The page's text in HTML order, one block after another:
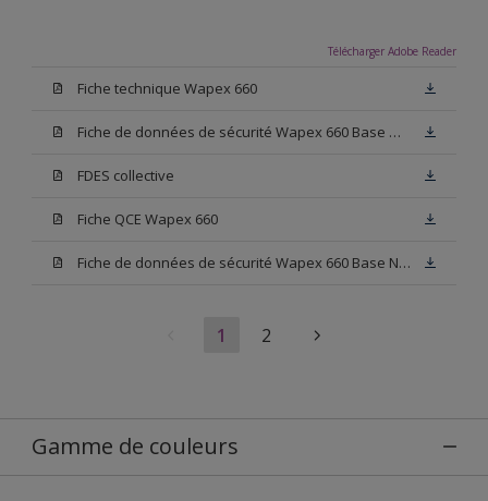
Télécharger Adobe Reader
Fiche technique Wapex 660
Fiche de données de sécurité Wapex 660 Base W05
FDES collective
Fiche QCE Wapex 660
Fiche de données de sécurité Wapex 660 Base N00
1 2
Gamme de couleurs